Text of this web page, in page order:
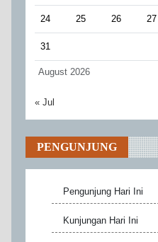
August 2026
24 25 26 27
31
« Jul
PENGUNJUNG
Pengunjung Hari Ini
Kunjungan Hari Ini